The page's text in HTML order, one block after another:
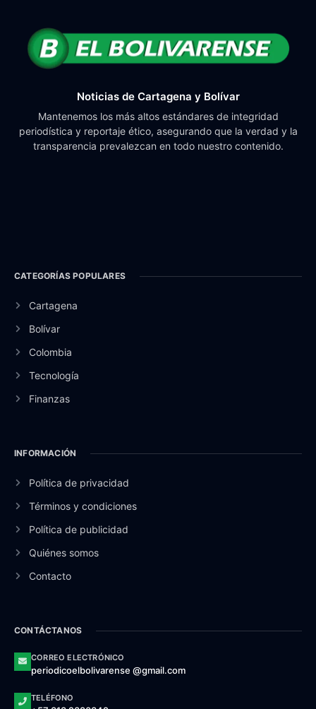
Noticias de Cartagena y Bolívar
Mantenemos los más altos estándares de integridad
periodística y reportaje ético, asegurando que la verdad y la
transparencia prevalezcan en todo nuestro contenido.
CATEGORÍAS POPULARES
Cartagena
Bolívar
Colombia
Tecnología
Finanzas
INFORMACIÓN
Política de privacidad
Términos y condiciones
Política de publicidad
Quiénes somos
Contacto
CONTÁCTANOS
CORREO ELECTRÓNICO
periodicoelbolivarense @gmail.com
TELÉFONO